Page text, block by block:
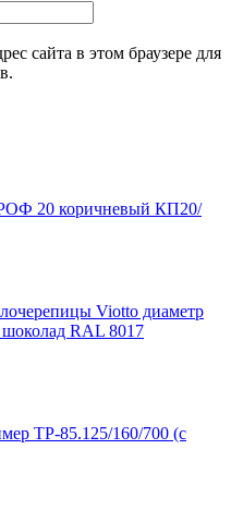
сайта в этом браузере для
20 коричневый КП20/
Viotto диаметр
RAL 8017
ТР-85.125/160/700 (с